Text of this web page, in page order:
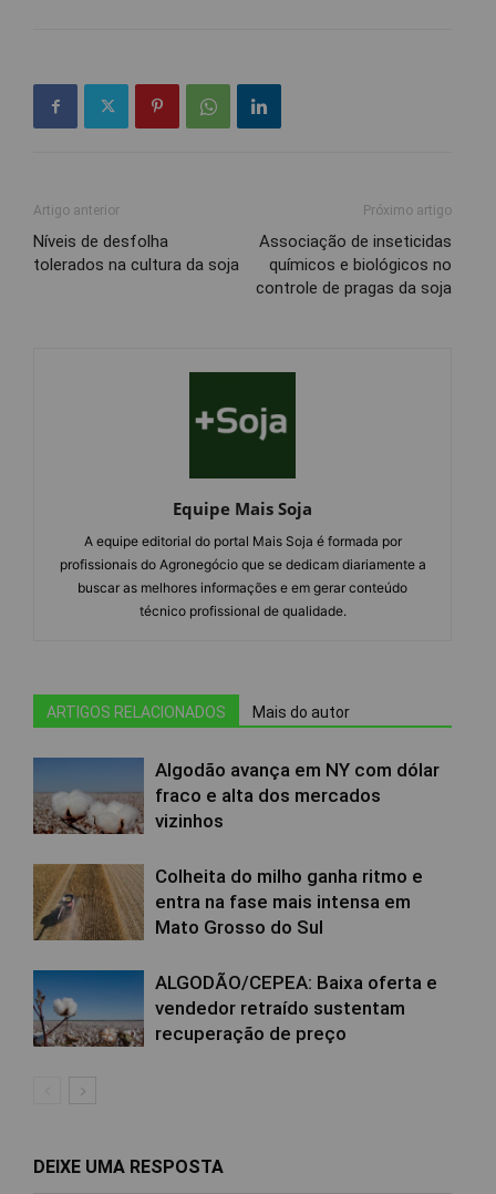
Artigo anterior
Níveis de desfolha
tolerados na cultura da soja
Próximo artigo
Associação de inseticidas
químicos e biológicos no
controle de pragas da soja
Equipe Mais Soja
A equipe editorial do portal Mais Soja é formada por
profissionais do Agronegócio que se dedicam diariamente a
buscar as melhores informações e em gerar conteúdo
técnico profissional de qualidade.
ARTIGOS RELACIONADOS Mais do autor
Algodão avança em NY com dólar
fraco e alta dos mercados
vizinhos
Colheita do milho ganha ritmo e
entra na fase mais intensa em
Mato Grosso do Sul
ALGODÃO/CEPEA: Baixa oferta e
vendedor retraído sustentam
recuperação de preço
DEIXE UMA RESPOSTA